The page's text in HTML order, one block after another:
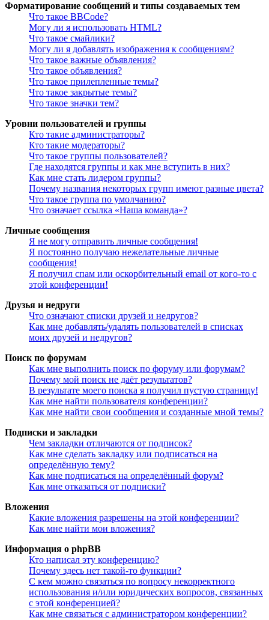
Форматирование сообщений и типы создаваемых тем
Что такое BBCode?
Могу ли я использовать HTML?
Что такое смайлики?
Могу ли я добавлять изображения к сообщениям?
Что такое важные объявления?
Что такое объявления?
Что такое прилепленные темы?
Что такое закрытые темы?
Что такое значки тем?
Уровни пользователей и группы
Кто такие администраторы?
Кто такие модераторы?
Что такое группы пользователей?
Где находятся группы и как мне вступить в них?
Как мне стать лидером группы?
Почему названия некоторых групп имеют разные цвета?
Что такое группа по умолчанию?
Что означает ссылка «Наша команда»?
Личные сообщения
Я не могу отправить личные сообщения!
Я постоянно получаю нежелательные личные
сообщения!
Я получил спам или оскорбительный email от кого-то с
этой конференции!
Друзья и недруги
Что означают списки друзей и недругов?
Как мне добавлять/удалять пользователей в списках
моих друзей и недругов?
Поиск по форумам
Как мне выполнить поиск по форуму или форумам?
Почему мой поиск не даёт результатов?
В результате моего поиска я получил пустую страницу!
Как мне найти пользователя конференции?
Как мне найти свои сообщения и созданные мной темы?
Подписки и закладки
Чем закладки отличаются от подписок?
Как мне сделать закладку или подписаться на
определённую тему?
Как мне подписаться на определённый форум?
Как мне отказаться от подписки?
Вложения
Какие вложения разрешены на этой конференции?
Как мне найти мои вложения?
Информация о phpBB
Кто написал эту конференцию?
Почему здесь нет такой-то функции?
С кем можно связаться по вопросу некорректного
использования и/или юридических вопросов, связанных
с этой конференцией?
Как мне связаться с администратором конференции?